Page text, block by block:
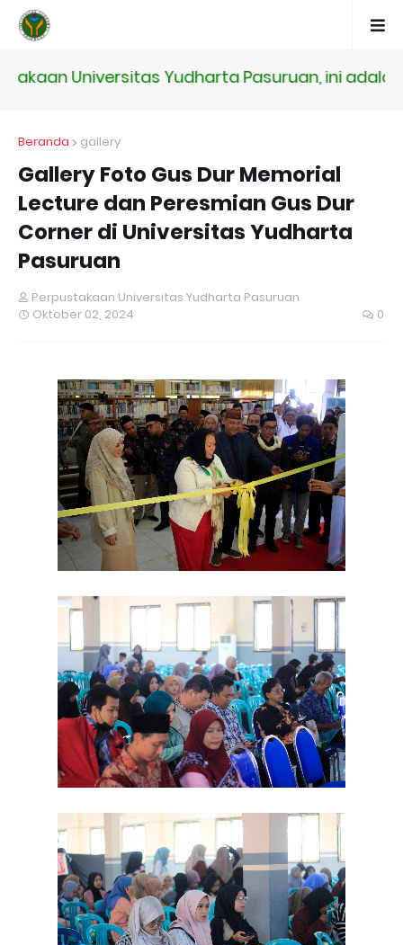
Pasuruan, ini adalah Situs resmi
Beranda gallery
Gallery Foto Gus Dur Memorial
Lecture dan Peresmian Gus Dur
Corner di Universitas Yudharta
Pasuruan
Perpustakaan Universitas Yudharta Pasuruan
Oktober 02, 2024
0